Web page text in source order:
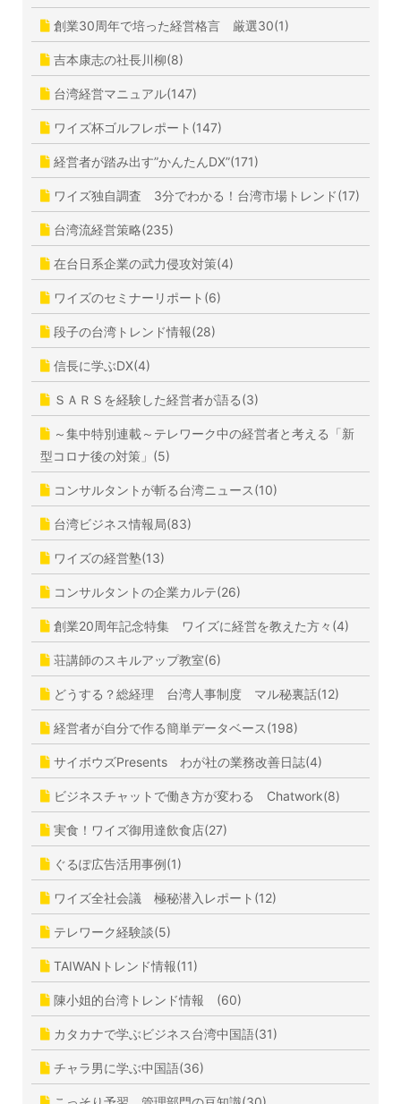
創業30周年で培った経営格言 厳選30(1)
吉本康志の社長川柳(8)
台湾経営マニュアル(147)
ワイズ杯ゴルフレポート(147)
経営者が踏み出す”かんたんDX”(171)
ワイズ独自調査 3分でわかる！台湾市場トレンド(17)
台湾流経営策略(235)
在台日系企業の武力侵攻対策(4)
ワイズのセミナーリポート(6)
段子の台湾トレンド情報(28)
信長に学ぶDX(4)
ＳＡＲＳを経験した経営者が語る(3)
～集中特別連載～テレワーク中の経営者と考える「新
型コロナ後の対策」(5)
コンサルタントが斬る台湾ニュース(10)
台湾ビジネス情報局(83)
ワイズの経営塾(13)
コンサルタントの企業カルテ(26)
創業20周年記念特集 ワイズに経営を教えた方々(4)
荘講師のスキルアップ教室(6)
どうする？総経理 台湾人事制度 マル秘裏話(12)
経営者が自分で作る簡単データベース(198)
サイボウズPresents わが社の業務改善日誌(4)
ビジネスチャットで働き方が変わる Chatwork(8)
実食！ワイズ御用達飲食店(27)
ぐるぽ広告活用事例(1)
ワイズ全社会議 極秘潜入レポート(12)
テレワーク経験談(5)
TAIWANトレンド情報(11)
陳小姐的台湾トレンド情報 (60)
カタカナで学ぶビジネス台湾中国語(31)
チャラ男に学ぶ中国語(36)